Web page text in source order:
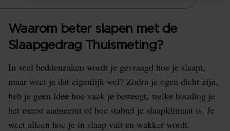
Waarom beter slapen met de
Slaapgedrag Thuismeting?
In veel beddenzaken wordt je gevraagd hoe je slaapt,
maar weet je dat eigenlijk wel? Zodra je ogen dicht zijn,
heb je geen idee hoe vaak je beweegt, welke houding je
het meest aanneemt of hoe stabiel je slaapklimaat is. Je
weet alleen hoe je in slaap valt en wakker wordt.